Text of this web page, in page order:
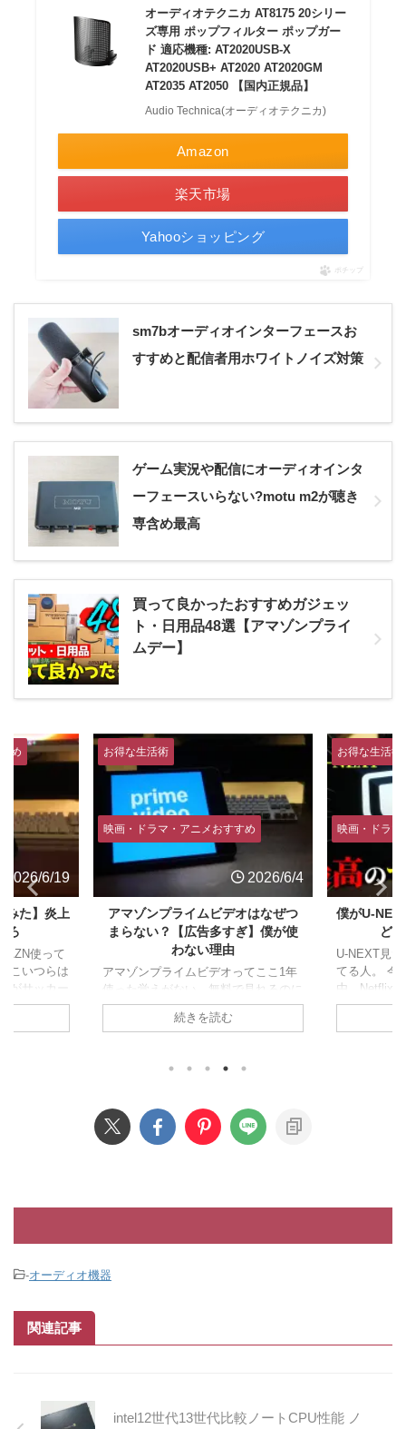
オーディオテクニカ AT8175 20シリー
ズ専用 ポップフィルター ポップガー
ド 適応機種: AT2020USB-X
AT2020USB+ AT2020 AT2020GM
AT2035 AT2050 【国内正規品】
Audio Technica(オーディオテクニカ)
Amazon
楽天市場
Yahooショッピング
ポチップ
sm7bオーディオインターフェースお
すすめと配信者用ホワイトノイズ対策
ゲーム実況や配信にオーディオインタ
ーフェースいらない?motu m2が聴き
専含め最高
買って良かったおすすめガジェッ
ト・日用品48選【アマゾンプライ
ムデー】
め
2026/6/19
みた】炎上
ろ
使って
こいつらは
がサッカー
レビない層
お得な生活術
映画・ドラマ・アニメおすすめ
2026/6/4
アマゾンプライムビデオはなぜつ
まらない？【広告多すぎ】僕が使
わない理由
アマゾンプライムビデオってここ1年
使った覚えがない。無料で見れるのに
全然使ってないって人結構いるんじゃ
ないでしょうか。 今回は僕がアマプ
ます。 アマゾンプライムビデオを見
リ、Disneyなんかを色々回して使って
るんですが、アマプラは別のサブスク
契約してる時点でほぼ使いません。
続きを読む
お得な生活術
映画・ドラマ
僕がU-
ど
U-NEXT見
てる人。 今
由、Netflix
てなぜこの
-オーディオ機器
関連記事
intel12世代13世代比較ノートCPU性能 ノ